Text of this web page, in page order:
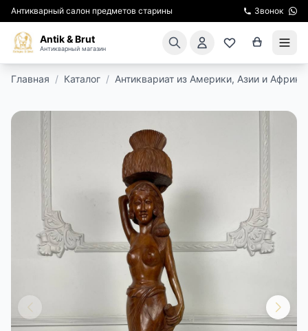
Антикварный салон предметов старины Звонок
Antik & Brut
Антикварный магазин
АРЕНДА МЕБЕЛИ
ПОДАРКИ
КИНОСЪЕМКА
ЭКСКУРСИИ
РЕСТАВРАЦИЯ
КУРСЫ ПО РЕСТАВРАЦИИ
КОНТАКТЫ
Главная / Каталог / Антиквариат из Америки, Азии и Африки